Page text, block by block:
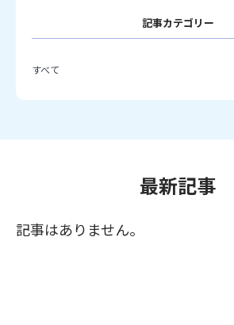
記事カテゴリー
すべて
最新記事
記事はありません。